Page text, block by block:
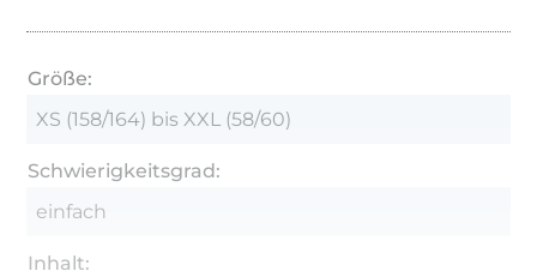
Größe:
XS (158/164) bis XXL (58/60)
Schwierigkeitsgrad:
einfach
Inhalt: